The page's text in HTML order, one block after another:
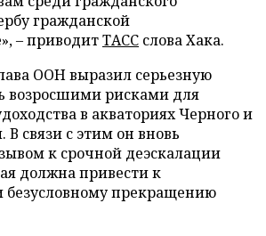
гражданской
– приводитТАСС слова Хака.
ООН выразил серьезную
возросшими рисками для
в акваториях Черного и
В связи с этим он вновь
к срочной деэскалации
должна привести к
прекращению